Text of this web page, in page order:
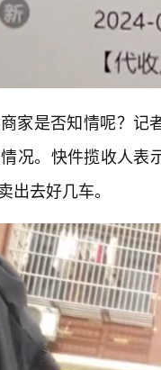
家是否知情呢？
况。快件揽收人
出去好几车。